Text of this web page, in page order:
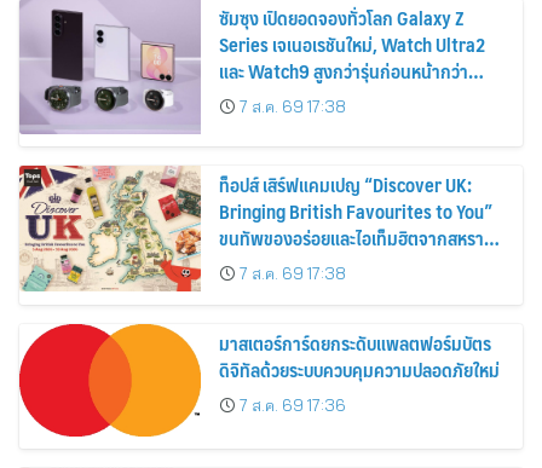
ซัมซุง เปิดยอดจองทั่วโลก Galaxy Z
Series เจเนอเรชันใหม่, Watch Ultra2
และ Watch9 สูงกว่ารุ่นก่อนหน้ากว่า
30%7 ส.ค. 69 17:38
ท็อปส์ เสิร์ฟแคมเปญ “Discover UK:
Bringing British Favourites to You”
ขนทัพของอร่อยและไอเท็มฮิตจากสหราช
อาณาจักร ส่งตรงถึงมือตั้งแต่วันนี้ – 18
สิงหาคมนี้
7 ส.ค. 69 17:38
มาสเตอร์การ์ดยกระดับแพลตฟอร์มบัตร
ดิจิทัลด้วยระบบควบคุมความปลอดภัยใหม่
7 ส.ค. 69 17:36